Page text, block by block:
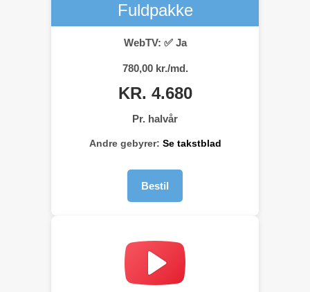
Fuldpakke
WebTV: ✅ Ja
780,00 kr./md.
KR. 4.680
Pr. halvår
Andre gebyrer: Se takstblad
Bestil